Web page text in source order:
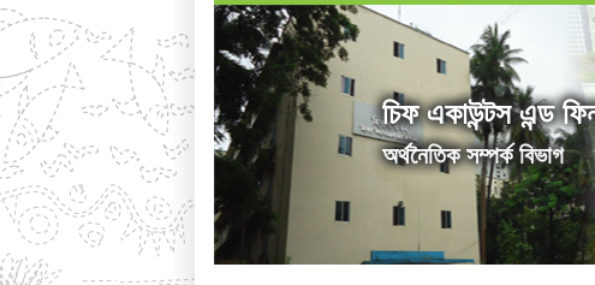
চিফ একাউন্টস এন্ড
অৰ্থনৈতিক সম্পর্ক বিভাগ